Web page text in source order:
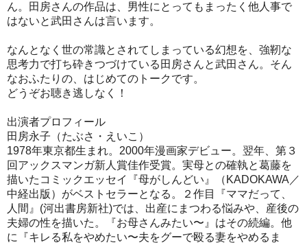
ん。田房さんの作品は、男性にとってもまったく他人事で
はないと武田さんは言います。
なんとなく世の常識とされてしまっている幻想を、強靭な
思考力で打ち砕きつづけている田房さんと武田さん。そん
なおふたりの、はじめてのトークです。
どうぞお聴き逃しなく！
出演者プロフィール
田房永子（たぶさ・えいこ）
1978年東京都生まれ。2000年漫画家デビュー。翌年、第３
回アックスマンガ新人賞佳作受賞。実母との確執と葛藤を
描いたコミックエッセイ『母がしんどい』（KADOKAWA／
中経出版）がベストセラーとなる。２作目『ママだって、
人間』(河出書房新社)では、出産にまつわる悩みや、産後の
夫婦の性を描いた。『お母さんみたい〜』はその続編。他
に『キレる私をやめたい〜夫をグーで殴る妻をやめるま